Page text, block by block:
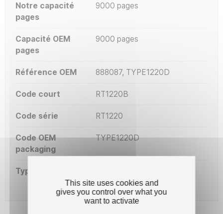
Notre capacité
pages
9000 pages
Capacité OEM
pages
9000 pages
Référence OEM 888087, TYPE1220D
Code court RT1220B
Code série RT1220
Code OEM
packaging
TYPE1220D
Type de capacité
This site uses cookies and
gives you control over what you
want to activate